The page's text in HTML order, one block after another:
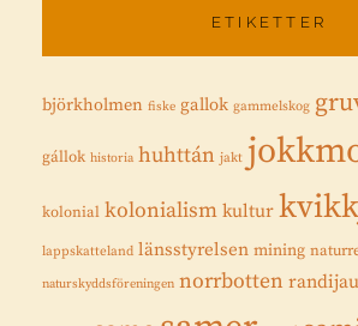
ETIKETTER
björkholmen fiske gallok gammelskog
gállok historia huhttán jakt
kolonial kolonialism kultur
lappskatteland länsstyrelsen mining
naturskyddsföreningen norrbotten